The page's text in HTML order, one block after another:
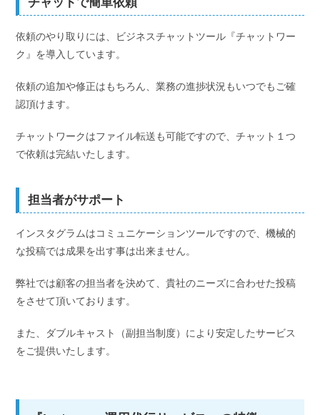
依頼のやり取りには、ビジネスチャットツール『チャットワー
ク』を導入しています。
依頼の追加や修正はもちろん、業務の進捗状況もいつでもご確
認頂けます。
チャットワークはファイル転送も可能ですので、チャット１つ
で依頼は完結いたします。
担当者がサポート
インスタグラムはコミュニケーションツールですので、機械的
な投稿では成果を出す事は出来ません。
弊社では顧客の担当者を決めて、貴社のニーズに合わせた投稿
をさせて頂いております。
また、ダブルキャスト（副担当制度）により安定したサービス
をご提供いたします。